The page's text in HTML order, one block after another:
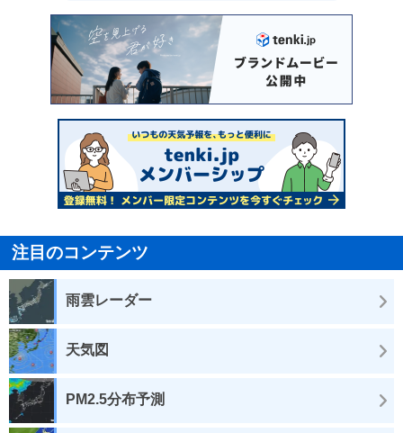
注目のコンテンツ
雨雲レーダー
天気図
PM2.5分布予測